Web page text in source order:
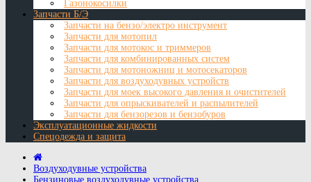
Газонокосилки
Запчасти Б/Э
Запчасти на бензо/электро инструмент
Запчасти для мотопил
Запчасти для мотокос и триммеров
Запчасти для комбинированных систем
Запчасти для мотоножниц и мотосекаторов
Запчасти для воздуходувных устройств
Запчасти для моек высокого давления и очистителей
Запчасти для опрыскивателей и распылителей
Запчасти для бензорезов и бензобуров
Эксплуатационные жидкости
Спецодежда и защита
Воздуходувные устройства
Бензиновые воздуходувные устройства